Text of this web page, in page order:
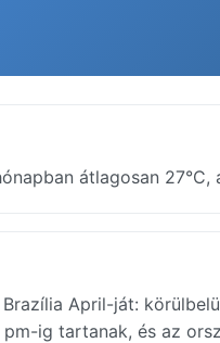
átlagosan
April-ját:
ig tartanak, és az